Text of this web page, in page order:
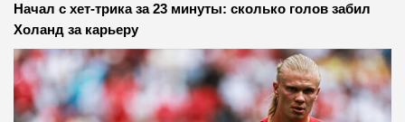
Начал с хет-трика за 23 минуты: сколько голов забил
Холанд за карьеру